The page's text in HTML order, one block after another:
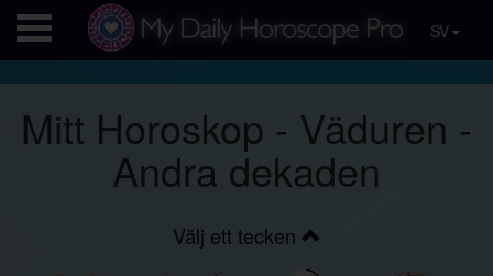
SV
Mitt Horoskop - Väduren -
Andra dekaden
Välj ett tecken